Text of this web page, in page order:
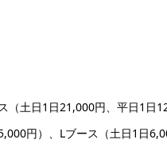
土日1日21,000円、平日1日
円）、Lブース（土日1日